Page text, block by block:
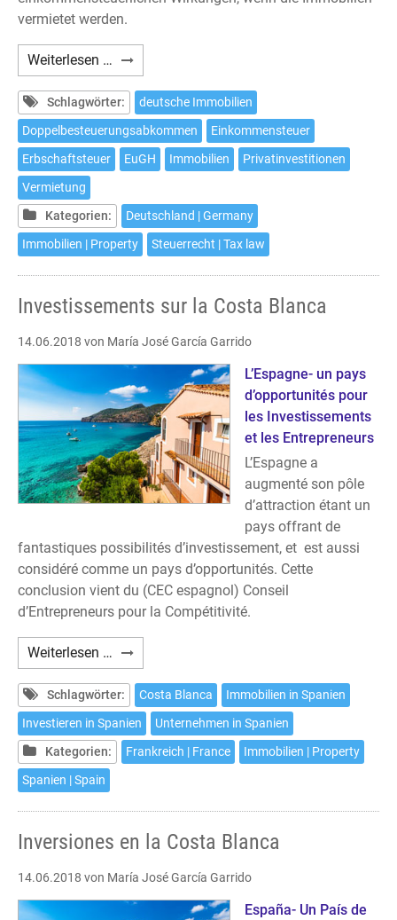
vermietet werden.
Weiterlesen … Deutsche
Besteuerung
ausländischer
Immobilieninvestoren
Schlagwörter:
deutsche Immobilien
Doppelbesteuerungsabkommen
Einkommensteuer
Erbschaftsteuer
EuGH Immobilien
Privatinvestitionen
Vermietung
Kategorien:
Deutschland | Germany
Immobilien | Property
Steuerrecht | Tax law
Investissements sur la Costa Blanca
14.06.2018 von María José García Garrido
L’Espagne- un pays
d’opportunités pour
les Investissements
et les Entrepreneurs
L’Espagne a
augmenté son pôle
d’attraction étant un
pays offrant de
fantastiques possibilités d’investissement, et est aussi
considéré comme un pays d’opportunités. Cette
conclusion vient du (CEC espagnol) Conseil
d’Entrepreneurs pour la Compétitivité.
Weiterlesen … Investissements
sur
la
Costa
Blanca
Schlagwörter: Costa Blanca
Immobilien in Spanien
Investieren in Spanien
Unternehmen in Spanien
Kategorien:
Frankreich | France
Immobilien | Property
Spanien | Spain
Inversiones en la Costa Blanca
14.06.2018 von María José García Garrido
España- Un País de